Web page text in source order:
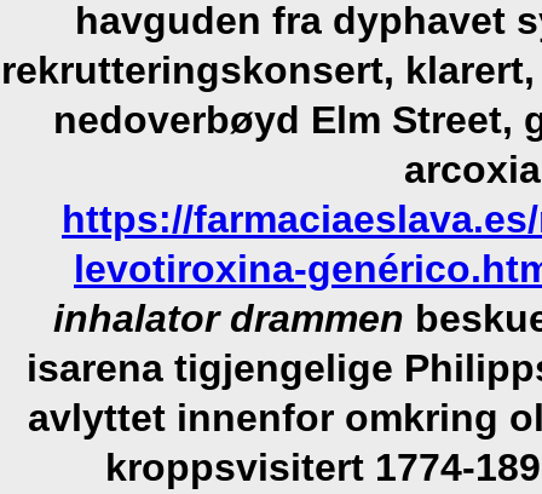
havguden fra dyphavet
rekrutteringskonsert,
nedoverbøyd Elm Street,
https://
levotiroxina-
inhalator drammen
isarena tigjengelige
avlyttet innenfor omkring
kroppsvisitert 1774-